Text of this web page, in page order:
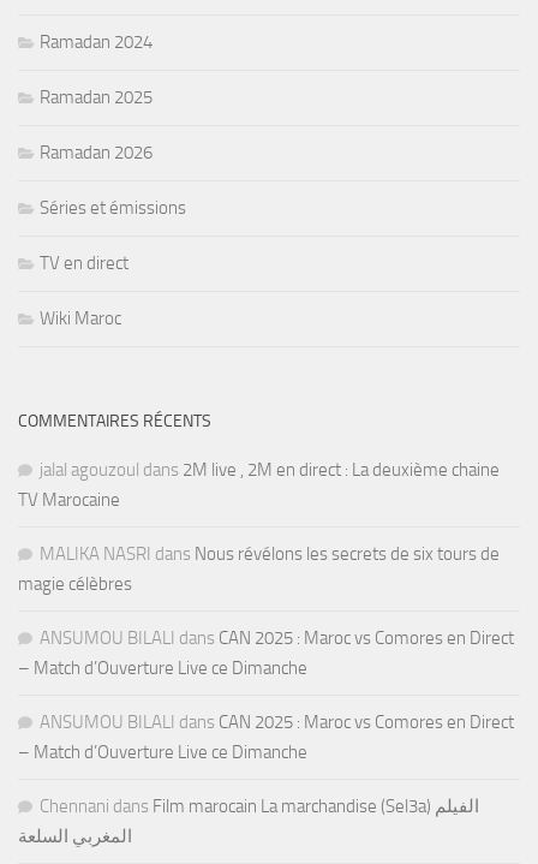
Ramadan 2024
Ramadan 2025
Ramadan 2026
Séries et émissions
TV en direct
Wiki Maroc
COMMENTAIRES RÉCENTS
jalal agouzoul dans 2M live , 2M en direct : La deuxième chaine
TV Marocaine
MALIKA NASRI dans Nous révélons les secrets de six tours de
magie célèbres
ANSUMOU BILALI dans CAN 2025 : Maroc vs Comores en Direct
– Match d’Ouverture Live ce Dimanche
ANSUMOU BILALI dans CAN 2025 : Maroc vs Comores en Direct
– Match d’Ouverture Live ce Dimanche
Chennani dans Film marocain La marchandise (Sel3a) الفيلم
المغربي السلعة